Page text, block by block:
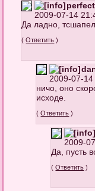
2009-07-14
Да ладно,
(Ответить )
2009-07-
ничо, оно
исходе.
(Ответить )
2009-
Да, пусть
(Ответить )